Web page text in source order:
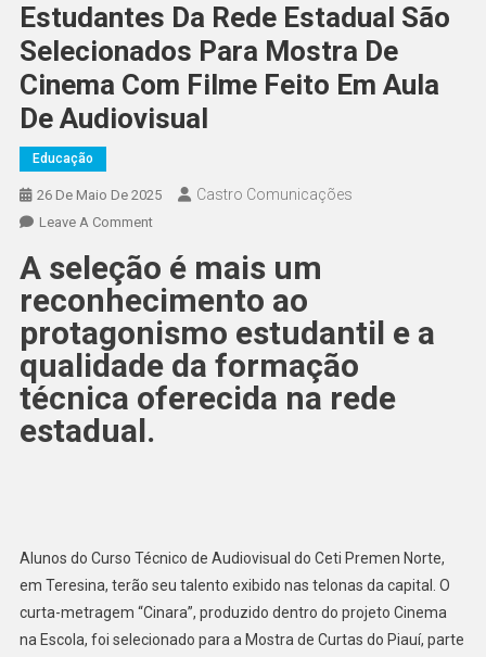
Estudantes Da Rede Estadual São
Selecionados Para Mostra De
Cinema Com Filme Feito Em Aula
De Audiovisual
Educação
26 De Maio De 2025 Castro Comunicações
Leave A Comment
A seleção é mais um
reconhecimento ao
protagonismo estudantil e a
qualidade da formação
técnica oferecida na rede
estadual.
Alunos do Curso Técnico de Audiovisual do Ceti Premen Norte,
em Teresina, terão seu talento exibido nas telonas da capital. O
curta-metragem “Cinara”, produzido dentro do projeto Cinema
na Escola, foi selecionado para a Mostra de Curtas do Piauí, parte